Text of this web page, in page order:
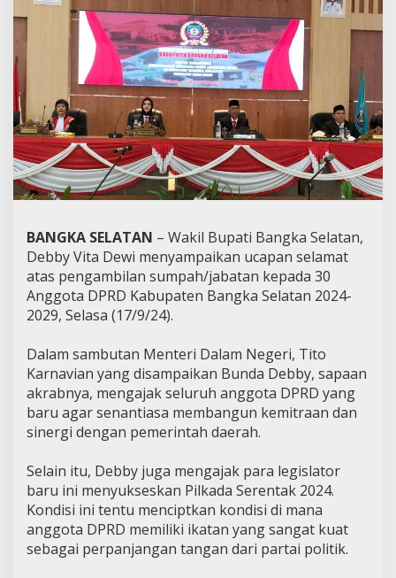
BANGKA SELATAN – Wakil Bupati Bangka Selatan,
Debby Vita Dewi menyampaikan ucapan selamat
atas pengambilan sumpah/jabatan kepada 30
Anggota DPRD Kabupaten Bangka Selatan 2024-
2029, Selasa (17/9/24).
Dalam sambutan Menteri Dalam Negeri, Tito
Karnavian yang disampaikan Bunda Debby, sapaan
akrabnya, mengajak seluruh anggota DPRD yang
baru agar senantiasa membangun kemitraan dan
sinergi dengan pemerintah daerah.
Selain itu, Debby juga mengajak para legislator
baru ini menyukseskan Pilkada Serentak 2024.
Kondisi ini tentu menciptkan kondisi di mana
anggota DPRD memiliki ikatan yang sangat kuat
sebagai perpanjangan tangan dari partai politik.